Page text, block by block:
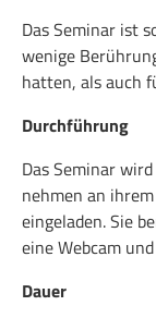
Das Seminar ist
wenige
hatten, als auch
Durchführung
Das Seminar
nehmen an
eingeladen. Sie
eine Webcam
Dauer